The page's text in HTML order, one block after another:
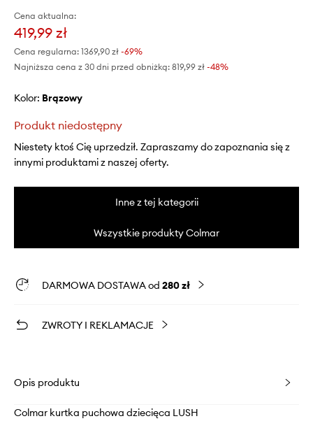
Cena aktualna:
419,99 zł
Cena regularna: 1369,90 zł -69%
Najniższa cena z 30 dni przed obniżką: 819,99 zł -48%
Kolor: brązowy
Produkt niedostępny
Niestety ktoś Cię uprzedził. Zapraszamy do zapoznania się z
innymi produktami z naszej oferty.
Inne z tej kategorii
Wszystkie produkty Colmar
DARMOWA DOSTAWA od 280 zł
ZWROTY I REKLAMACJE
Opis produktu
Colmar kurtka puchowa dziecięca LUSH